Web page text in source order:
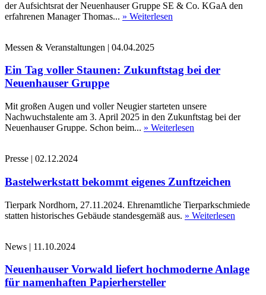
der Aufsichtsrat der Neuenhauser Gruppe SE & Co. KGaA den
erfahrenen Manager Thomas... » Weiterlesen
Messen & Veranstaltungen | 04.04.2025
Ein Tag voller Staunen: Zukunftstag bei der
Neuenhauser Gruppe
Mit großen Augen und voller Neugier starteten unsere
Nachwuchstalente am 3. April 2025 in den Zukunftstag bei der
Neuenhauser Gruppe. Schon beim... » Weiterlesen
Presse | 02.12.2024
Bastelwerkstatt bekommt eigenes Zunftzeichen
Tierpark Nordhorn, 27.11.2024. Ehrenamtliche Tierparkschmiede
statten historisches Gebäude standesgemäß aus. » Weiterlesen
News | 11.10.2024
Neuenhauser Vorwald liefert hochmoderne Anlage
für namenhaften Papierhersteller